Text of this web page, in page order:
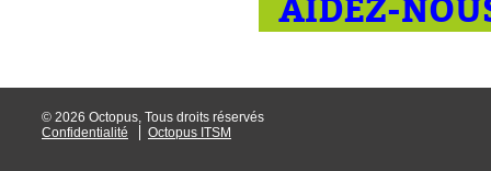
© 2026 Octopus, Tous droits réservés
Confidentialité
Octopus ITSM